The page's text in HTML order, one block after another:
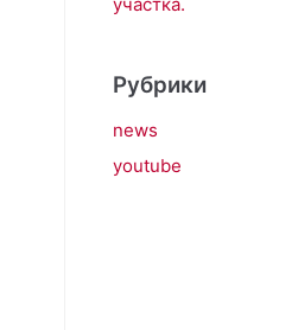
Рубрики
news
youtube